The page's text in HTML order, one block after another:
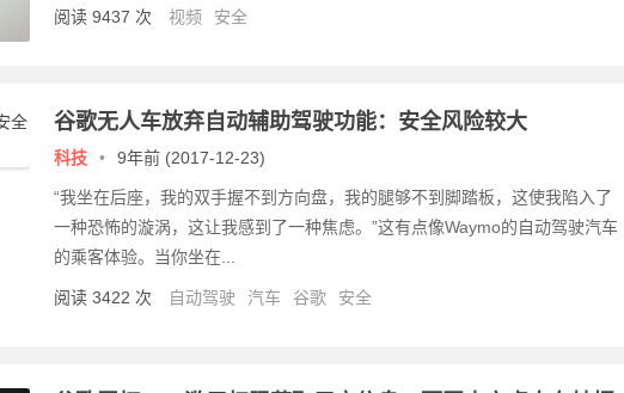
阅读 9437 次 视频 安全
谷歌无人车放弃自动辅助驾驶功能：安全风险较大
科技 • 9年前 (2017-12-23)
“我坐在后座，我的双手握不到方向盘，我的腿够不到脚踏板，这使我陷入了
一种恐怖的漩涡，这让我感到了一种焦虑。”这有点像Waymo的自动驾驶汽车
的乘客体验。当你坐在...
阅读 3422 次 自动驾驶 汽车 谷歌 安全